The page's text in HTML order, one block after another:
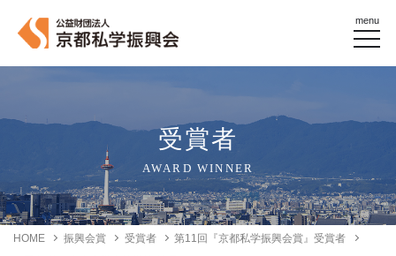
menu
受賞者
AWARD WINNER
HOME 振興会賞 受賞者
第11回『京都私学振興会賞』受賞者